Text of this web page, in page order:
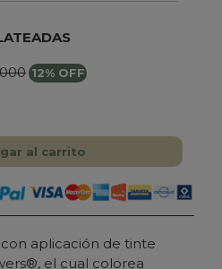
12% OFF
al carrito
con aplicación de tinte
el cual colorea